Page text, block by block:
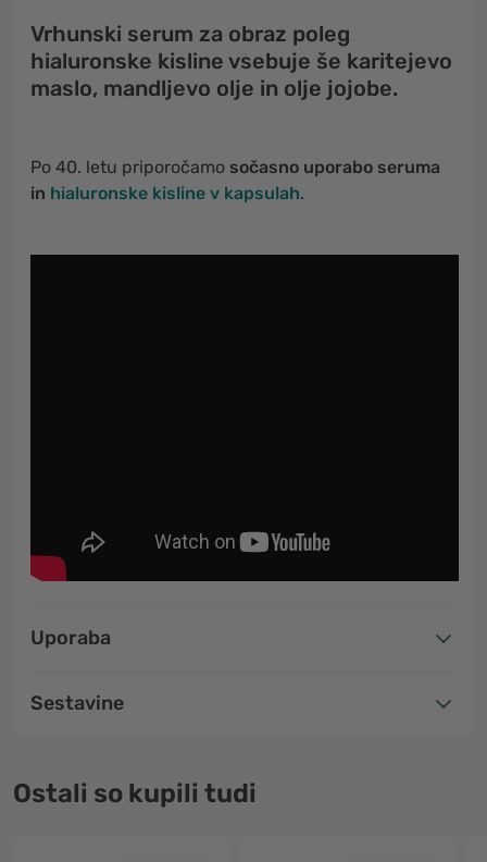
Vrhunski serum za obraz poleg
hialuronske kisline vsebuje še karitejevo
maslo, mandljevo olje in olje jojobe.
Po 40. letu priporočamo sočasno uporabo seruma
in hialuronske kisline v kapsulah.
Uporaba
Sestavine
Ostali so kupili tudi